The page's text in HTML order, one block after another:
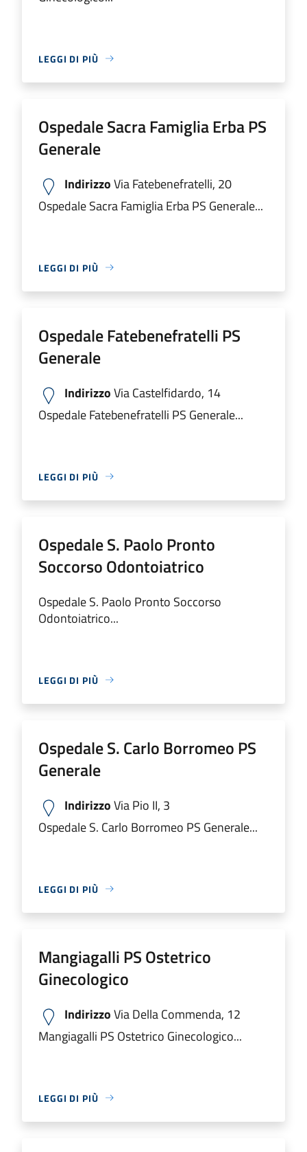
LEGGI DI PIÙ
Ospedale Sacra Famiglia Erba PS
Generale
IndirizzoVia Fatebenefratelli, 20
Ospedale Sacra Famiglia Erba PS Generale...
LEGGI DI PIÙ
Ospedale Fatebenefratelli PS
Generale
IndirizzoVia Castelfidardo, 14
Ospedale Fatebenefratelli PS Generale...
LEGGI DI PIÙ
Ospedale S. Paolo Pronto
Soccorso Odontoiatrico
Ospedale S. Paolo Pronto Soccorso
Odontoiatrico...
LEGGI DI PIÙ
Ospedale S. Carlo Borromeo PS
Generale
IndirizzoVia Pio II, 3
Ospedale S. Carlo Borromeo PS Generale...
LEGGI DI PIÙ
Mangiagalli PS Ostetrico
Ginecologico
IndirizzoVia Della Commenda, 12
Mangiagalli PS Ostetrico Ginecologico...
LEGGI DI PIÙ